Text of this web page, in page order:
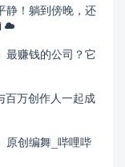
静！躺到傍晚，还
最赚钱的公司？它
百万创作人一起成
原创编舞_哔哩哔